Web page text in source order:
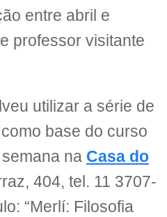
entre abril e
professor visitante
utilizar a série de
base do curso
na Casa do
404, tel. 11 3707-
“Merlí: Filosofia